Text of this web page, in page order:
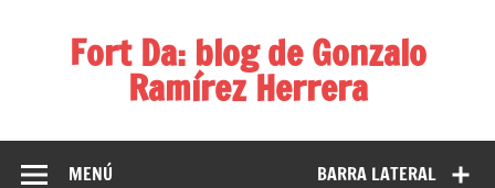
Fort Da: blog de Gonzalo
Ramírez Herrera
BARRA LATERAL
MENÚ